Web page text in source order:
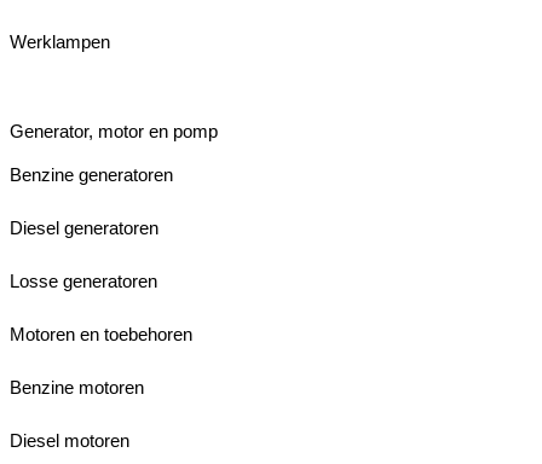
Werklampen
Generator, motor en pomp
Benzine generatoren
Diesel generatoren
Losse generatoren
Motoren en toebehoren
Benzine motoren
Diesel motoren